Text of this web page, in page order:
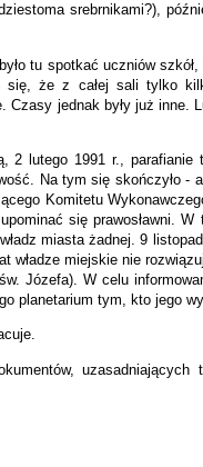
srebrnikami?),
tu spotkać uczniów
się, że z całej sali tylko
jednak były już inne.
2 lutego 1991 r.,
Na tym się skończyło -
Komitetu
się prawosławni.
miasta żadnej. 9
miejskie nie
Józefa). W celu
planetarium tym, kto jego